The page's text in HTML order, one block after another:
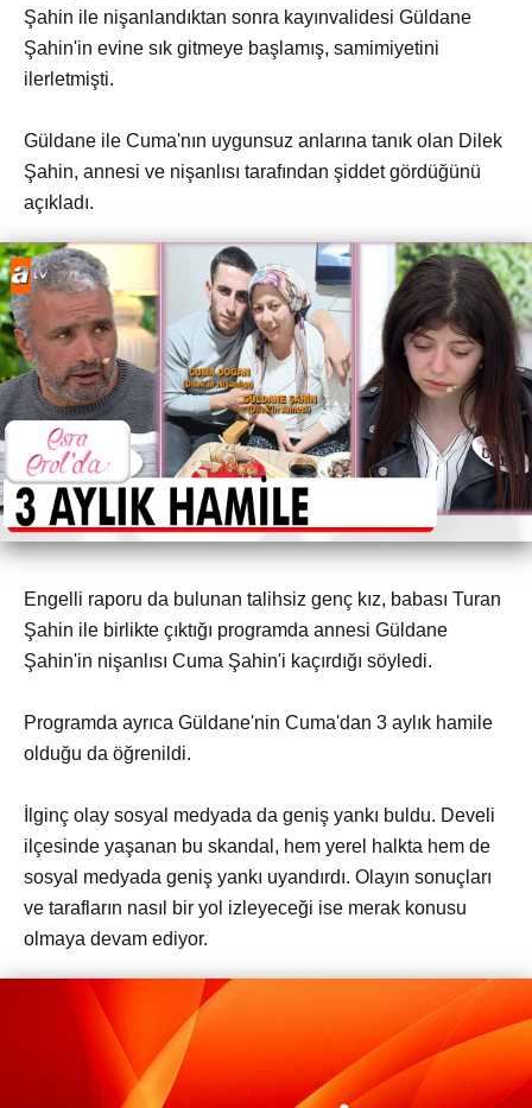
Şahin ile nişanlandıktan sonra kayınvalidesi Güldane
Şahin'in evine sık gitmeye başlamış, samimiyetini
ilerletmişti.
Güldane ile Cuma'nın uygunsuz anlarına tanık olan Dilek
Şahin, annesi ve nişanlısı tarafından şiddet gördüğünü
açıkladı.
Engelli raporu da bulunan talihsiz genç kız, babası Turan
Şahin ile birlikte çıktığı programda annesi Güldane
Şahin'in nişanlısı Cuma Şahin'i kaçırdığı söyledi.
Programda ayrıca Güldane'nin Cuma'dan 3 aylık hamile
olduğu da öğrenildi.
İlginç olay sosyal medyada da geniş yankı buldu. Develi
ilçesinde yaşanan bu skandal, hem yerel halkta hem de
sosyal medyada geniş yankı uyandırdı. Olayın sonuçları
ve tarafların nasıl bir yol izleyeceği ise merak konusu
olmaya devam ediyor.